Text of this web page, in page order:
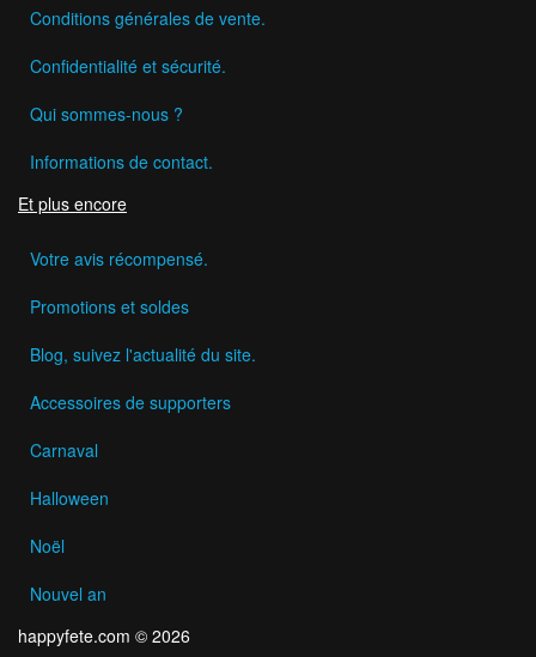
Conditions générales de vente.
Confidentialité et sécurité.
Qui sommes-nous ?
Informations de contact.
Et plus encore
Votre avis récompensé.
Promotions et soldes
Blog, suivez l'actualité du site.
Accessoires de supporters
Carnaval
Halloween
Noël
Nouvel an
happyfete.com © 2026